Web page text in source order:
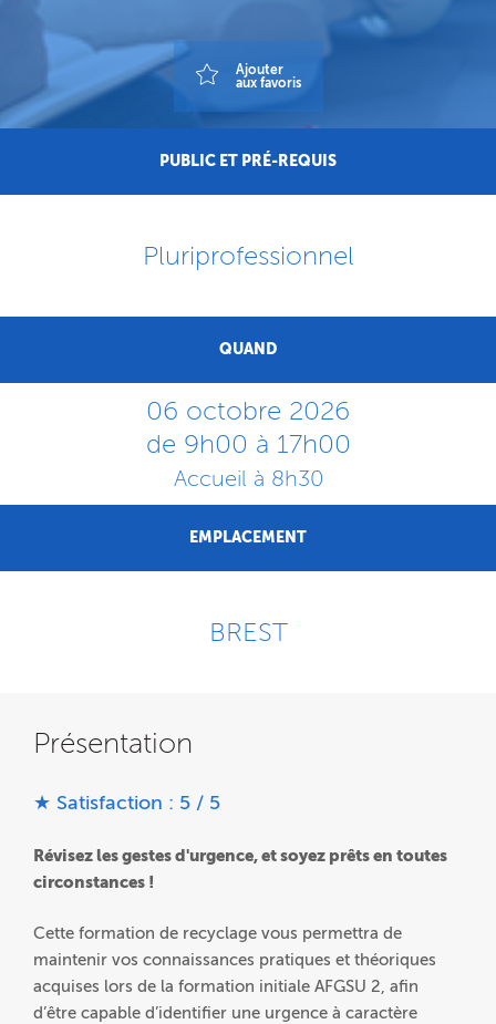
Ajouter
aux favoris
PUBLIC ET PRÉ-REQUIS
Pluriprofessionnel
QUAND
06 octobre 2026
de 9h00 à 17h00
Accueil à 8h30
EMPLACEMENT
BREST
Présentation
★ Satisfaction : 5 / 5
Révisez les gestes d'urgence, et soyez prêts en toutes
circonstances !
Cette formation de recyclage vous permettra de
maintenir vos connaissances pratiques et théoriques
acquises lors de la formation initiale AFGSU 2, afin
d’être capable d’identifier une urgence à caractère